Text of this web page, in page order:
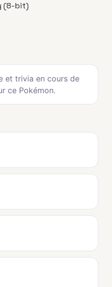
(8-bit)
et trivia en cours de
ce Pokémon.